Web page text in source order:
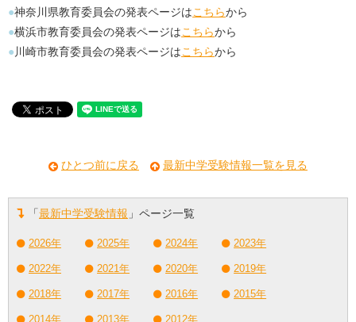
●神奈川県教育委員会の発表ページはこちらから
●横浜市教育委員会の発表ページはこちらから
●川崎市教育委員会の発表ページはこちらから
ひとつ前に戻る 最新中学受験情報一覧を見る
「最新中学受験情報 」ページ一覧
2026年 2025年 2024年 2023年
2022年 2021年 2020年 2019年
2018年 2017年 2016年 2015年
2014年 2013年 2012年